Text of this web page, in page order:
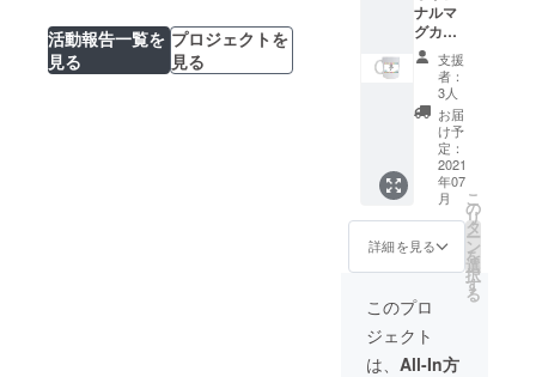
活動報告一覧を
見る
プロジェクトを
見る
ナルマ
グカッ
プ6個お
礼の
メール
＆事業
報告
支援
者：
3人
お届
け予
定：
2021
年07
月
詳細を見る
こ
の
リ
タ
ー
ン
を
選
択
す
る
このプロ
ジェクト
は、 All-In方